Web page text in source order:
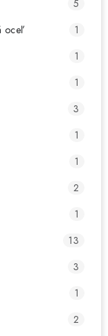
5
oceľ
1
1
1
3
1
1
2
1
13
3
1
2